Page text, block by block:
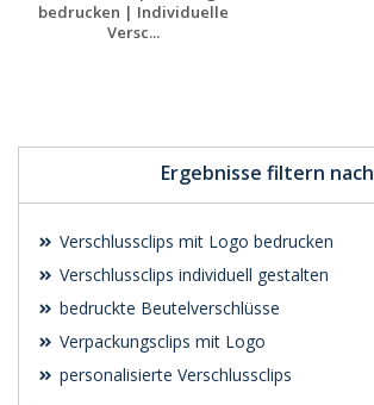
Ergebnisse filtern nach
Verschlussclips mit Logo bedrucken
Verschlussclips individuell gestalten
bedruckte Beutelverschlüsse
Verpackungsclips mit Logo
personalisierte Verschlussclips
bedrucken | Individuelle
Versc...